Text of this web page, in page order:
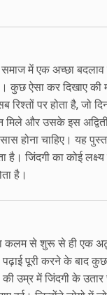
में एक अच्छा बदलाव
कुछ ऐसा कर दिखाए की
पर होता है, जो
मिले और उसके इस
होना चाहिए। यह
जिंदगी का कोई लक्ष्य
है।
से शुरू से ही एक
पूरी करने के बाद
की उम्र में जिंदगी के